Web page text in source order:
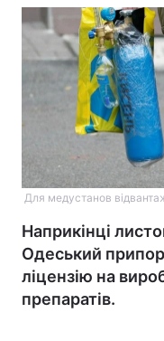
Для медустанов
Наприкінці
Одеський
ліцензію на
препаратів.